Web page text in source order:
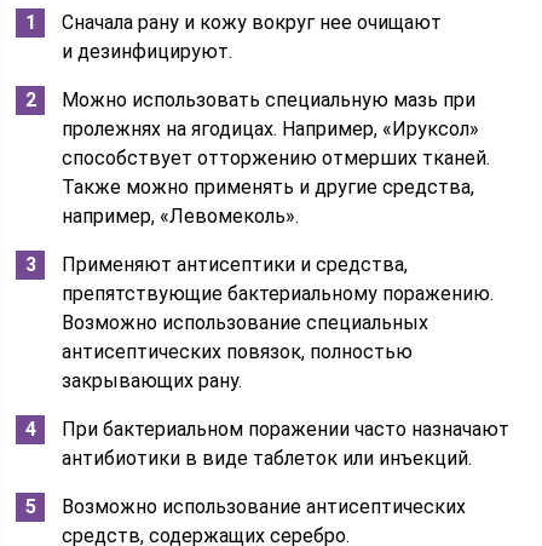
Сначала рану и кожу вокруг нее очищают
и дезинфицируют.
Можно использовать специальную мазь при
пролежнях на ягодицах. Например, «Ируксол»
способствует отторжению отмерших тканей.
Также можно применять и другие средства,
например, «Левомеколь».
Применяют антисептики и средства,
препятствующие бактериальному поражению.
Возможно использование специальных
антисептических повязок, полностью
закрывающих рану.
При бактериальном поражении часто назначают
антибиотики в виде таблеток или инъекций.
Возможно использование антисептических
средств, содержащих серебро.